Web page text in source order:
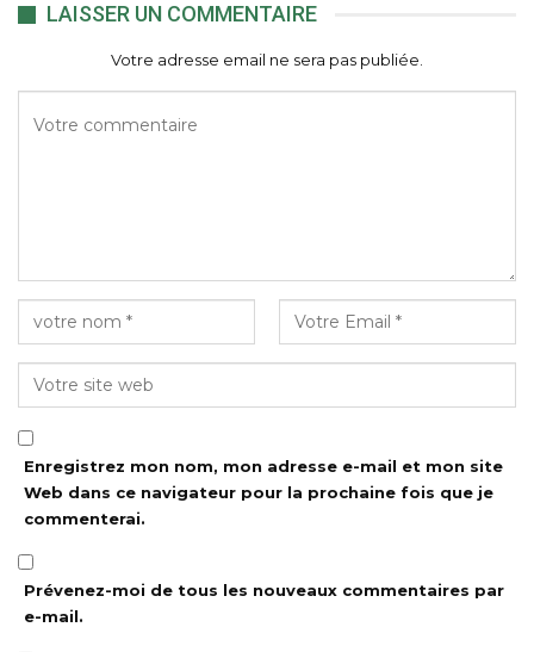
LAISSER UN COMMENTAIRE
Votre adresse email ne sera pas publiée.
Enregistrez mon nom, mon adresse e-mail et mon site
Web dans ce navigateur pour la prochaine fois que je
commenterai.
Prévenez-moi de tous les nouveaux commentaires par
e-mail.